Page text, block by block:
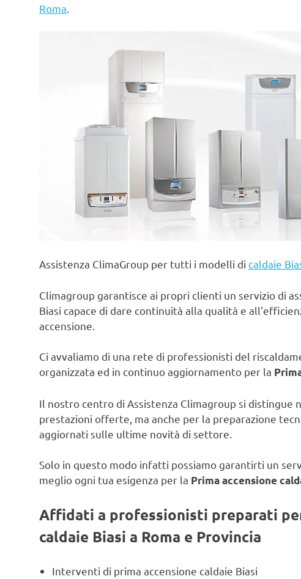
Roma
Assistenza ClimaGroup per tutti i modelli di caldaie
Climagroup garantisce ai propri clienti un servizio di
Biasi capace di dare continuità alla qualità e
accensione.
Ci avvaliamo di una rete di professionisti del
organizzata ed in continuo aggiornamento per la
Il nostro centro di Assistenza Climagroup si
prestazioni offerte, ma anche per la preparazione
aggiornati sulle ultime novità di settore.
Solo in questo modo infatti possiamo garantirti un
meglio ogni tua esigenza per la Prima accensione
Affidati a professionisti preparati
caldaie Biasi a Roma e Provincia
Interventi di prima accensione caldaie Biasi